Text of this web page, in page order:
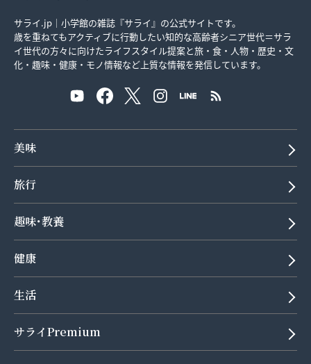
サライ.jp｜小学館の雑誌『サライ』の公式サイトです。
歳を重ねてもアクティブに行動したい知的な高齢者シニア世代＝サラ
イ世代の方々に向けたライフスタイル提案と旅・食・人物・歴史・文
化・趣味・健康・モノ情報など上質な情報を発信しています。
美味
旅行
趣味･教養
健康
生活
サライPremium